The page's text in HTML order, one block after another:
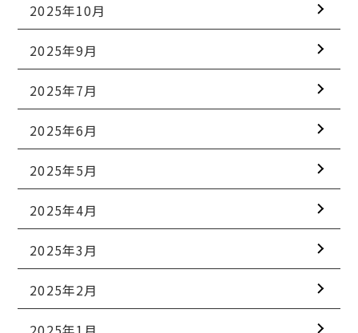
2025年10月
2025年9月
2025年7月
2025年6月
2025年5月
2025年4月
2025年3月
2025年2月